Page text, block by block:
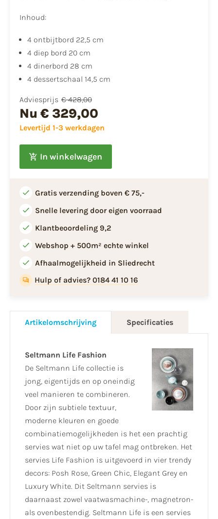
Inhoud:
4 ontbijtbord 22,5 cm
4 diep bord 20 cm
4 dinerbord 28 cm
4 dessertschaal 14,5 cm
Adviesprijs € 428,00
Nu € 329,00
Levertijd 1-3 werkdagen
In winkelwagen
Gratis verzending boven € 75,-
Snelle levering door eigen voorraad
Klantbeoordeling 9,2
Webshop + 500m² echte winkel
Afhaalmogelijkheid in Sliedrecht
Hulp of advies? 0184 41 10 16
Artikelomschrijving Specificaties
Seltmann Life Fashion
De Seltmann Life collectie is
jong, eigentijds en op oneindig
veel manieren te combineren.
Door zijn subtiele textuur,
moderne kleuren en goede
combinatiemogelijkheden is het een prachtig
servies wat niet op uw tafel mag ontbreken. Het
servies Life Fashion is uitgevoerd in vier trendy
decors: Posh Rose, Green Chic, Elegant Grey en
Luxury White. Dit Seltmann servies is
daarnaast zowel vaatwasmachine-, magnetron-
als ovenbestendig. Seltmann Life is een servies